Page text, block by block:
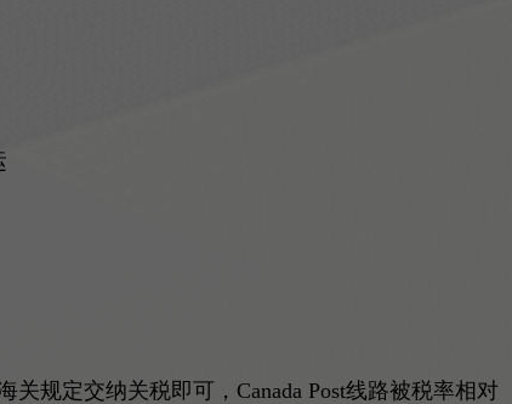
规定交纳关税即可，Canada Post线路被税率相对